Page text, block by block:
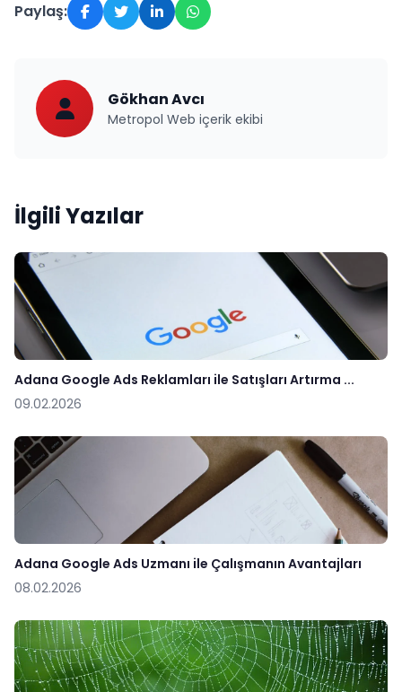
Paylaş:
Gökhan Avcı
Metropol Web içerik ekibi
İlgili Yazılar
Adana Google Ads Reklamları ile Satışları Artırma ...
09.02.2026
Adana Google Ads Uzmanı ile Çalışmanın Avantajları
08.02.2026